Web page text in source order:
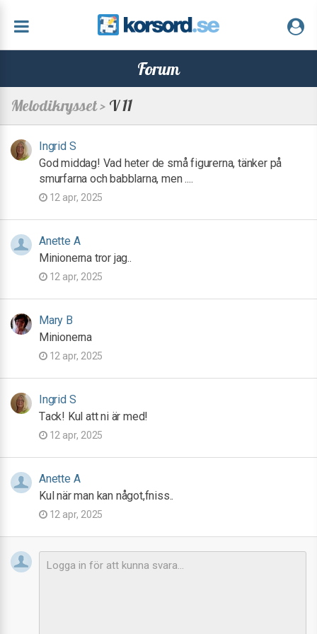
Forum
Melodikrysset > V 11
Ingrid S
God middag! Vad heter de små figurerna, tänker på
smurfarna och babblarna, men ....
12 apr, 2025
Anette A
Minionerna tror jag..
12 apr, 2025
Mary B
Minionerna
12 apr, 2025
Ingrid S
Tack! Kul att ni är med!
12 apr, 2025
Anette A
Kul när man kan något,fniss..
12 apr, 2025